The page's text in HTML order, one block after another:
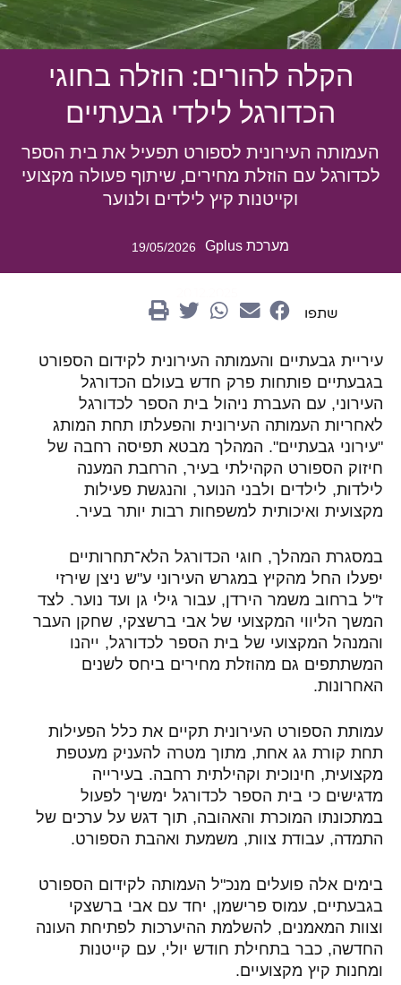
הקלה להורים: הוזלה בחוגי
הכדורגל לילדי גבעתיים
העמותה העירונית לספורט תפעיל את בית הספר
לכדורגל עם הוזלת מחירים, שיתוף פעולה מקצועי
וקייטנות קיץ לילדים ולנוער
מערכת Gplus 19/05/2026
שתפו
עיריית גבעתיים והעמותה העירונית לקידום הספורט
בגבעתיים פותחות פרק חדש בעולם הכדורגל
העירוני, עם העברת ניהול בית הספר לכדורגל
לאחריות העמותה העירונית והפעלתו תחת המותג
"עירוני גבעתיים". המהלך מבטא תפיסה רחבה של
חיזוק הספורט הקהילתי בעיר, הרחבת המענה
לילדות, לילדים ולבני הנוער, והנגשת פעילות
מקצועית ואיכותית למשפחות רבות יותר בעיר.
במסגרת המהלך, חוגי הכדורגל הלא־תחרותיים
יפעלו החל מהקיץ במגרש העירוני ע"ש ניצן שירזי
ז"ל ברחוב משמר הירדן, עבור גילי גן ועד נוער. לצד
המשך הליווי המקצועי של אבי ברשצקי, שחקן העבר
והמנהל המקצועי של בית הספר לכדורגל, ייהנו
המשתתפים גם מהוזלת מחירים ביחס לשנים
האחרונות.
עמותת הספורט העירונית תקיים את כלל הפעילות
תחת קורת גג אחת, מתוך מטרה להעניק מעטפת
מקצועית, חינוכית וקהילתית רחבה. בעירייה
מדגישים כי בית הספר לכדורגל ימשיך לפעול
במתכונתו המוכרת והאהובה, תוך דגש על ערכים של
התמדה, עבודת צוות, משמעת ואהבת הספורט.
בימים אלה פועלים מנכ"ל העמותה לקידום הספורט
בגבעתיים, עמוס פרישמן, יחד עם אבי ברשצקי
וצוות המאמנים, להשלמת ההיערכות לפתיחת העונה
החדשה, כבר בתחילת חודש יולי, עם קייטנות
ומחנות קיץ מקצועיים.